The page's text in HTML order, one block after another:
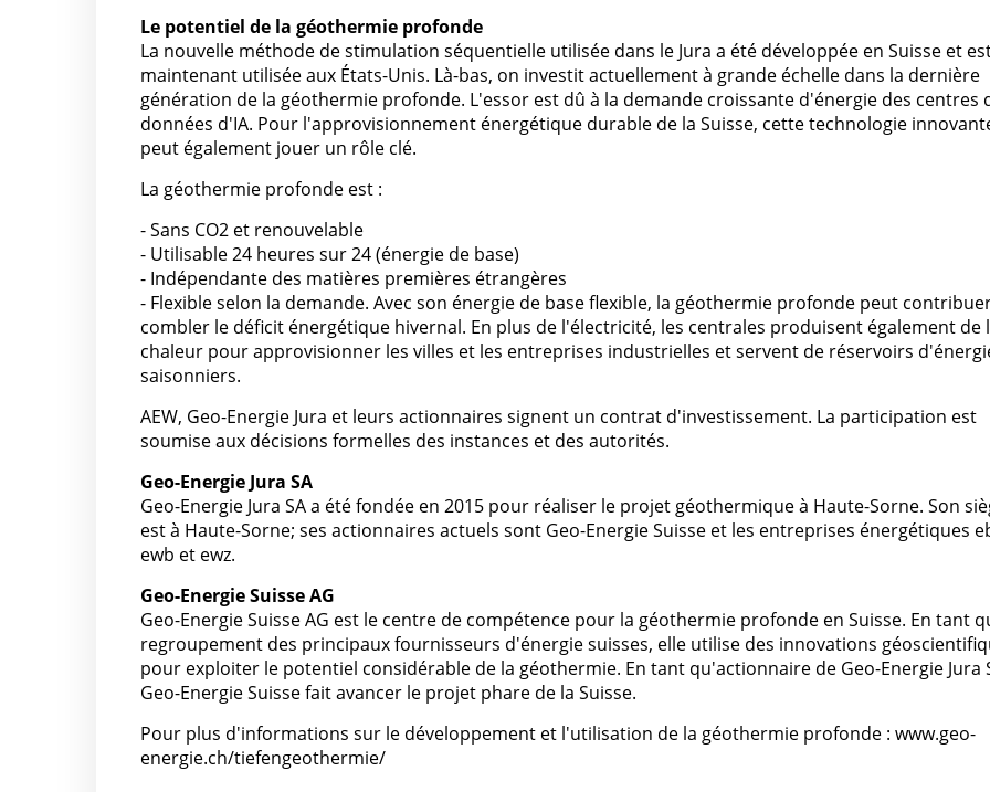
Le potentiel de la géothermie profonde
La nouvelle méthode de stimulation séquentielle utilisée dans le Jura a été développée en Suisse et
maintenant utilisée aux États-Unis. Là-bas, on investit actuellement à grande échelle dans la dernière
génération de la géothermie profonde. L'essor est dû à la demande croissante d'énergie des centres
données d'IA. Pour l'approvisionnement énergétique durable de la Suisse, cette technologie
peut également jouer un rôle clé.
La géothermie profonde est :
- Sans CO2 et renouvelable
- Utilisable 24 heures sur 24 (énergie de base)
- Indépendante des matières premières étrangères
- Flexible selon la demande. Avec son énergie de base flexible, la géothermie profonde peut
combler le déficit énergétique hivernal. En plus de l'électricité, les centrales produisent également de
chaleur pour approvisionner les villes et les entreprises industrielles et servent de réservoirs
saisonniers.
AEW, Geo-Energie Jura et leurs actionnaires signent un contrat d'investissement. La participation est
soumise aux décisions formelles des instances et des autorités.
Geo-Energie Jura SA
Geo-Energie Jura SA a été fondée en 2015 pour réaliser le projet géothermique à Haute-Sorne. Son
est à Haute-Sorne; ses actionnaires actuels sont Geo-Energie Suisse et les entreprises énergétiques
ewb et ewz.
Geo-Energie Suisse AG
Geo-Energie Suisse AG est le centre de compétence pour la géothermie profonde en Suisse. En tant
regroupement des principaux fournisseurs d'énergie suisses, elle utilise des innovations
pour exploiter le potentiel considérable de la géothermie. En tant qu'actionnaire de Geo-Energie Jura
Geo-Energie Suisse fait avancer le projet phare de la Suisse.
Pour plus d'informations sur le développement et l'utilisation de la géothermie profonde : www.geo-
energie.ch/tiefengeothermie/